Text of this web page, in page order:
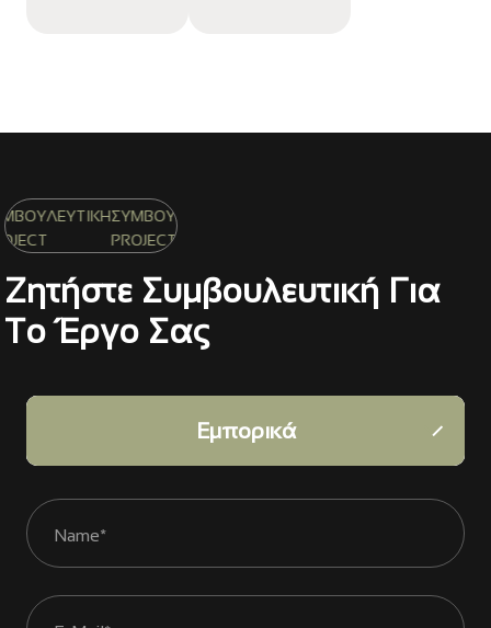
ΣΥΜΒΟΥΛΕΥΤΙΚΗ
PROJECT
Ζητήστε Συμβουλευτική Για
Το Έργο Σας
Εμπορικά
Βιομηχανικά
Οικιστικά
Υποδομές